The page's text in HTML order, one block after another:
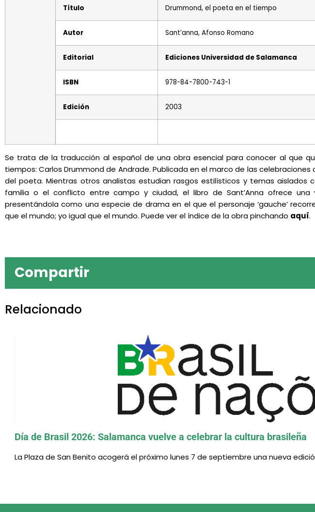
Título Drummond, el poeta en el tiempo
Autor Sant’anna, Afonso Romano
Editorial Ediciones Universidad de Salamanca
ISBN 978-84-7800-743-1
Edición 2003
Se trata de la traducción al español de una obra esencial para conocer al que
tiempos: Carlos Drummond de Andrade. Publicada en el marco de las
del poeta. Mientras otros analistas estudian rasgos estilísticos y temas aislados
familia o el conflicto entre campo y ciudad, el libro de Sant’Anna ofrece una
presentándola como una especie de drama en el que el personaje ‘gauche’
que el mundo; yo igual que el mundo. Puede ver el índice de la obra pinchando aquí.
Compartir
Relacionado
Día de Brasil 2026: Salamanca vuelve a celebrar la cultura brasileña
La Plaza de San Benito acogerá el próximo lunes 7 de septiembre una nueva
El CEB ofrecerá nuevos cursos presenciales de